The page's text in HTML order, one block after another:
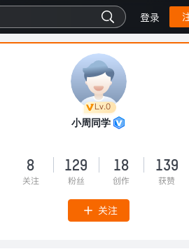
登录
Lv.0
小周同学
8
关注
129
粉丝
18
创作
139
获赞
关注